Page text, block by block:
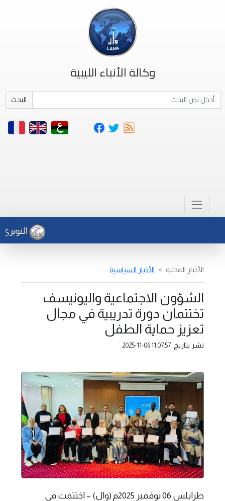
وكالة الأنباء الليبية
البحث
الأخبار المحلية الأخبار السياسية
الشؤون الاجتماعية واليونيسف
تختتمان دورة تدريبية في مجال
تعزيز حماية الطفل
نشر بتاريخ: 2025-11-06 11:07:57
طرابلس 06 نوفمبر 2025م (وال) – اختتمت في